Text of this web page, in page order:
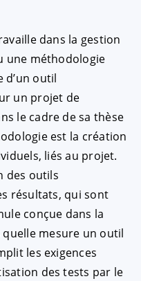
dans la gestion
une méthodologie
d’un outil
un projet de
le cadre de sa thèse
est la création
liés au projet.
des outils
résultats, qui sont
conçue dans la
mesure un outil
les exigences
des tests par le
PARAMETRER